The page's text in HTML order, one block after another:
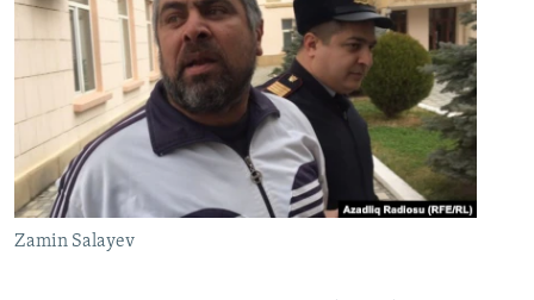
Zamin Salayev